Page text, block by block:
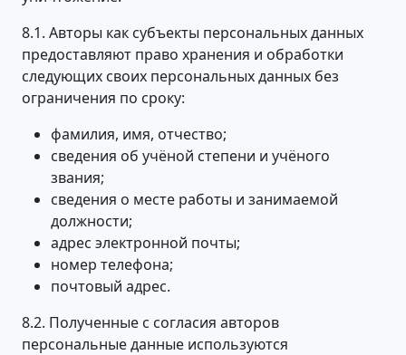
8.1. Авторы как субъекты персональных данных
предоставляют право хранения и обработки
следующих своих персональных данных без
ограничения по сроку:
фамилия, имя, отчество;
сведения об учёной степени и учёного
звания;
сведения о месте работы и занимаемой
должности;
адрес электронной почты;
номер телефона;
почтовый адрес.
8.2. Полученные с согласия авторов
персональные данные используются